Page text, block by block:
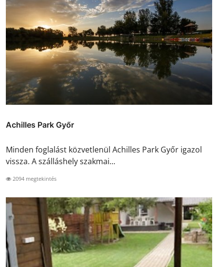
Achilles Park Győr
Minden foglalást közvetlenül Achilles Park Győr igazol
vissza. A szálláshely szakmai...
2094 megtekintés